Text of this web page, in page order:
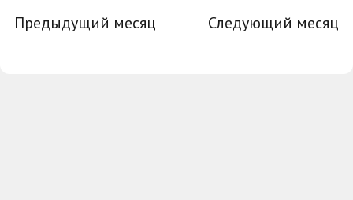
Предыдущий месяц
Следующий месяц